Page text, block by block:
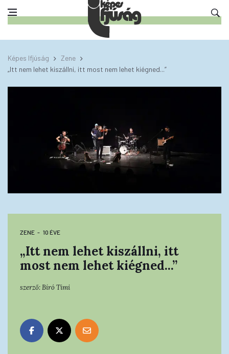
Képes Ifjúság
Zene
„Itt nem lehet kiszállni, itt most nem lehet kiégned...”
ZENE 10 ÉVE
„Itt nem lehet kiszállni, itt
most nem lehet kiégned...”
szerző:Bíró Timi